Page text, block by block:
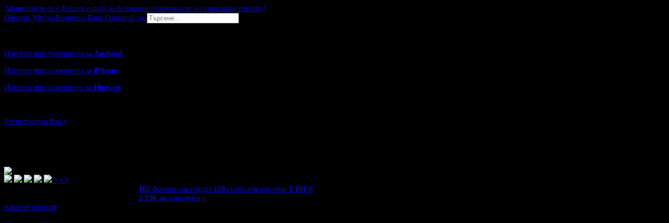
Абонирайте се с Вашия e-mail за безплатно получаване на горещите оферти!
Оферти Места Винетки Блог Опознай.bg
Изтегли приложението за Android.
Изтегли приложението за iPhone.
Изтегли приложението за Huawei.
Регистрация Вход
+13
102 фенове ни следят 110 грабнати ваучери 1 191 €
2 330лв. спестени с
нашите оферти